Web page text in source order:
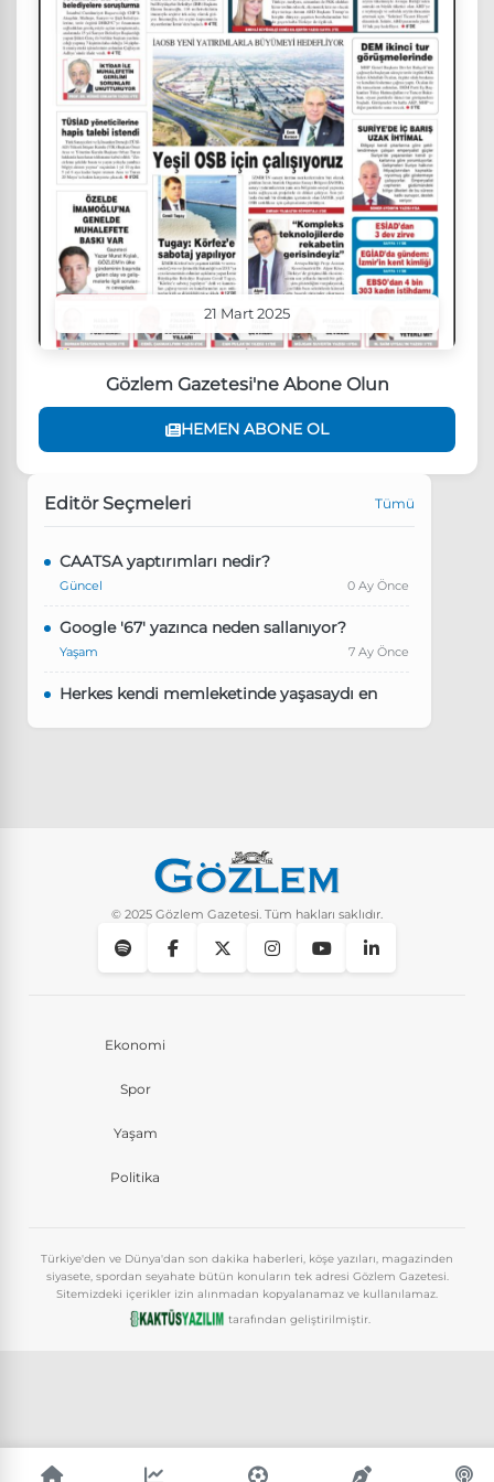
21 Mart 2025
Gözlem Gazetesi'ne Abone Olun
HEMEN ABONE OL
Editör Seçmeleri Tümü
CAATSA yaptırımları nedir?
Güncel 0 Ay Önce
Google '67' yazınca neden sallanıyor?
Yaşam 7 Ay Önce
Herkes kendi memleketinde yaşasaydı en
Instagram’da keşfet nasıl temizlenir?
© 2025 Gözlem Gazetesi. Tüm hakları saklıdır.
Ekonomi
Spor
Yaşam
Politika
Türkiye'den ve Dünya'dan son dakika haberleri, köşe yazıları, magazinden
siyasete, spordan seyahate bütün konuların tek adresi Gözlem Gazetesi.
Sitemizdeki içerikler izin alınmadan kopyalanamaz ve kullanılamaz.
tarafından geliştirilmiştir.